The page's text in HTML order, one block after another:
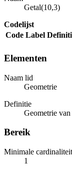
Getal(10,3)
Codelijst
Code Label
Elementen
Naam lid
Geometrie
Definitie
Geometrie
Bereik
Minimale cardinaliteit
1